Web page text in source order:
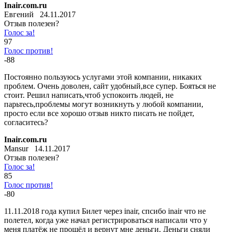
Inair.com.ru
Евгений 24.11.2017
Отзыв полезен?
Голос за!
97
Голос против!
-88
Постоянно пользуюсь услугами этой компании, никаких
проблем. Очень доволен, сайт удобный,все супер. Бояться не
стоит. Решил написать,чтоб успокоить людей, не
парьтесь,проблемы могут возникнуть у любой компании,
просто если все хорошо отзыв никто писать не пойдет,
согласитесь?
Inair.com.ru
Mansur 14.11.2017
Отзыв полезен?
Голос за!
85
Голос против!
-80
11.11.2018 года купил Билет через inair, спсибо inair что не
полетел, когда уже начал регистрироваться написали что у
меня платёж не прошёл и вернут мне деньги, Деньги сняли